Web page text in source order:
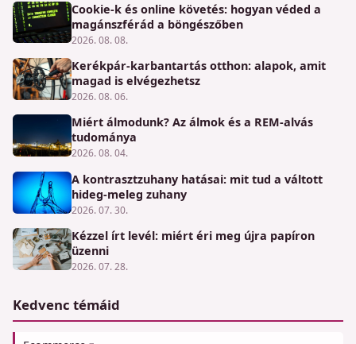
Cookie-k és online követés: hogyan véded a
magánszférád a böngészőben
2026. 08. 08.
Kerékpár-karbantartás otthon: alapok, amit
magad is elvégezhetsz
2026. 08. 06.
Miért álmodunk? Az álmok és a REM-alvás
tudománya
2026. 08. 04.
A kontrasztzuhany hatásai: mit tud a váltott
hideg-meleg zuhany
2026. 07. 30.
Kézzel írt levél: miért éri meg újra papíron
üzenni
2026. 07. 28.
Kedvenc témáid